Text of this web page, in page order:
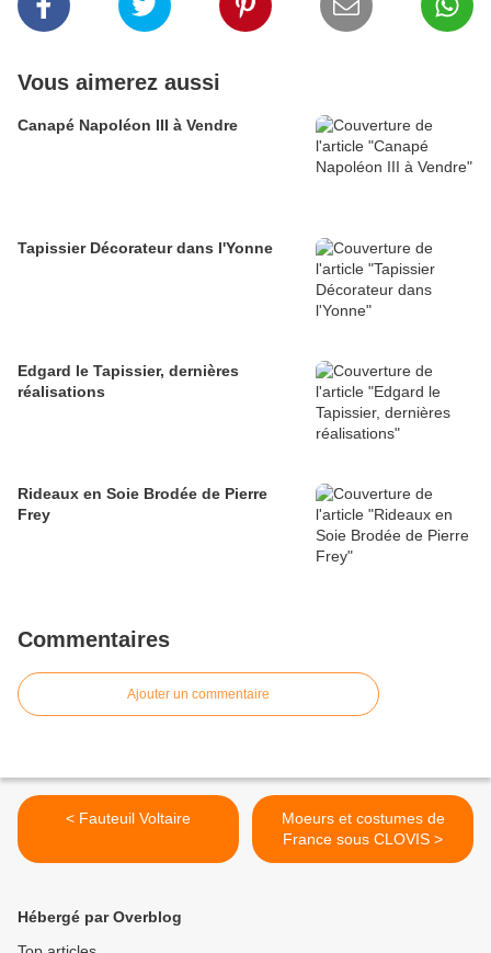
Vous aimerez aussi
Canapé Napoléon III à Vendre
Tapissier Décorateur dans l'Yonne
Edgard le Tapissier, dernières
réalisations
Rideaux en Soie Brodée de Pierre
Frey
Commentaires
Ajouter un commentaire
< Fauteuil Voltaire
Moeurs et costumes de
France sous CLOVIS >
Hébergé par Overblog